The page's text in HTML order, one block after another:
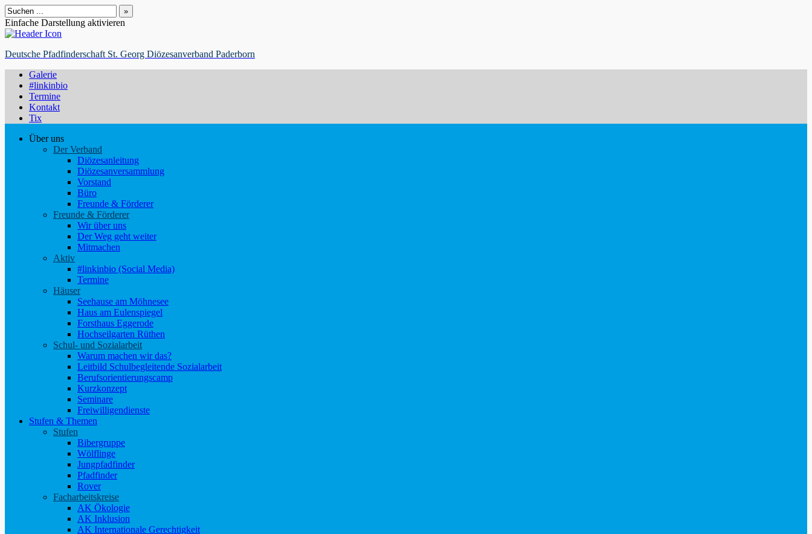
Suchen
nach:
Einfache Darstellung aktivieren
Deutsche Pfadfinderschaft St. Georg Diözesanverband Paderborn
Galerie
#linkinbio
Termine
Kontakt
Tix
Über uns
Der Verband
Diözesanleitung
Diözesanversammlung
Vorstand
Büro
Freunde & Förderer
Freunde & Förderer
Wir über uns
Der Weg geht weiter
Mitmachen
Aktiv
#linkinbio (Social Media)
Termine
Häuser
Seehause am Möhnesee
Haus am Eulenspiegel
Forsthaus Eggerode
Hochseilgarten Rüthen
Schul- und Sozialarbeit
Warum machen wir das?
Leitbild Schulbegleitende Sozialarbeit
Berufsorientierungscamp
Kurzkonzept
Seminare
Freiwilligendienste
Stufen & Themen
Stufen
Bibergruppe
Wölflinge
Jungpfadfinder
Pfadfinder
Rover
Facharbeitskreise
AK Ökologie
AK Inklusion
AK Internationale Gerechtigkeit